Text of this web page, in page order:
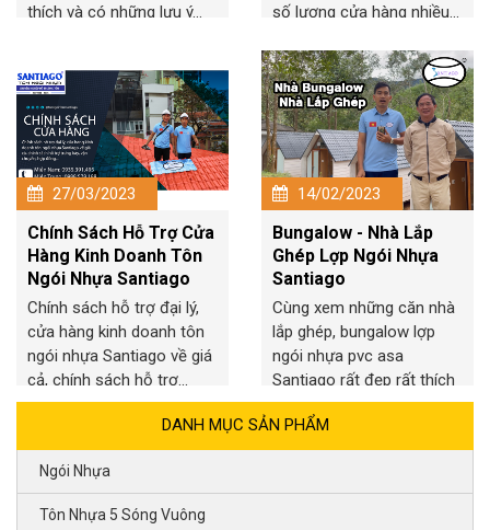
thích và có những lưu ý...
số lượng cửa hàng nhiều...
27/03/2023
Chính Sách Hỗ Trợ Cửa
Hàng Kinh Doanh Tôn
Ngói Nhựa Santiago
Chính sách hỗ trợ đại lý,
cửa hàng kinh doanh tôn
ngói nhựa Santiago về giá
cả, chính sách hỗ trợ...
14/02/2023
Bungalow - Nhà Lắp
Ghép Lợp Ngói Nhựa
Santiago
Cùng xem những căn nhà
lắp ghép, bungalow lợp
ngói nhựa pvc asa
Santiago rất đẹp rất thích
hợp với...
DANH MỤC SẢN PHẨM
Ngói Nhựa
Tôn Nhựa 5 Sóng Vuông